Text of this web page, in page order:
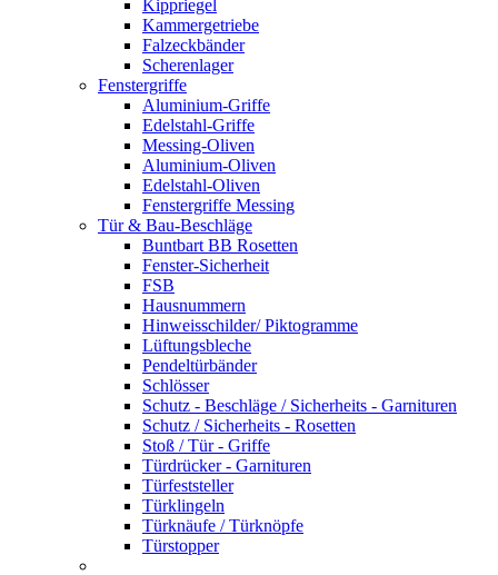
Kippriegel
Kammergetriebe
Falzeckbänder
Scherenlager
Fenstergriffe
Aluminium-Griffe
Edelstahl-Griffe
Messing-Oliven
Aluminium-Oliven
Edelstahl-Oliven
Fenstergriffe Messing
Tür & Bau-Beschläge
Buntbart BB Rosetten
Fenster-Sicherheit
FSB
Hausnummern
Hinweisschilder/ Piktogramme
Lüftungsbleche
Pendeltürbänder
Schlösser
Schutz - Beschläge / Sicherheits - Garnituren
Schutz / Sicherheits - Rosetten
Stoß / Tür - Griffe
Türdrücker - Garnituren
Türfeststeller
Türklingeln
Türknäufe / Türknöpfe
Türstopper